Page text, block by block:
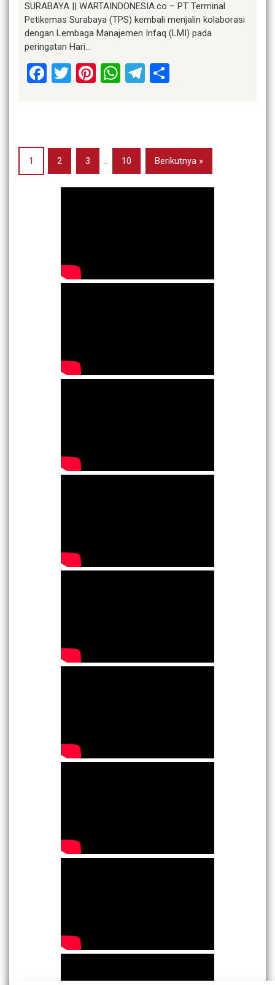
SURABAYA || WARTAINDONESIA.co – PT Terminal
Petikemas Surabaya (TPS) kembali menjalin kolaborasi
dengan Lembaga Manajemen Infaq (LMI) pada
peringatan Hari…
Facebook
Twitter
Pinterest
WhatsApp
Telegram
1 2 3 … 10 Berikutnya »